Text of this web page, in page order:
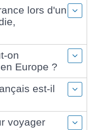
lors d'un
on
Europe ?
est-il
voyager